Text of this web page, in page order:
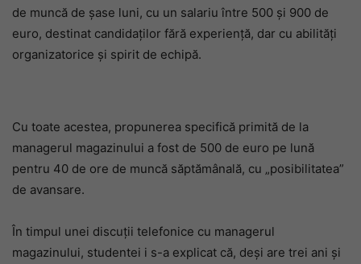
de muncă de șase luni, cu un salariu între 500 și 900 de
euro, destinat candidaților fără experiență, dar cu abilități
organizatorice și spirit de echipă.
Cu toate acestea, propunerea specifică primită de la
managerul magazinului a fost de 500 de euro pe lună
pentru 40 de ore de muncă săptămânală, cu „posibilitatea”
de avansare.
În timpul unei discuții telefonice cu managerul
magazinului, studentei i s-a explicat că, deși are trei ani și